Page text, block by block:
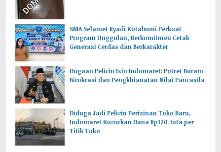
SMA Selamet Ryadi Kotabumi Perkuat
Program Unggulan, Berkomitmen Cetak
Generasi Cerdas dan Berkarakter
Dugaan Pelicin Izin Indomaret: Potret Buram
Birokrasi dan Pengkhianatan Nilai Pancasila
‎Diduga Jadi Pelicin Perizinan Toko Baru,
Indomaret Kucurkan Dana Rp120 Juta per
Titik Toko